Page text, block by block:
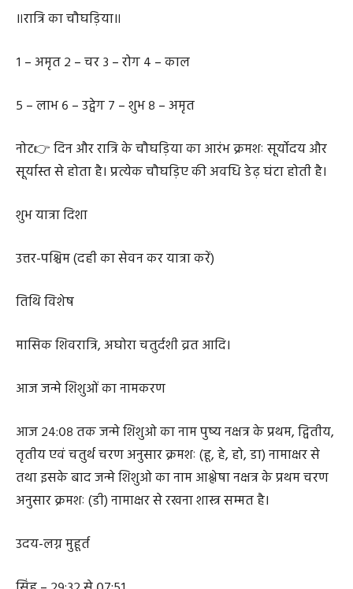
॥रात्रि का चौघड़िया॥
१ – अमृत २ – चर ३ – रोग ४ – काल
५ – लाभ ६ – उद्वेग ७ – शुभ ८ – अमृत
नोट👉 दिन और रात्रि के चौघड़िया का आरंभ क्रमशः सूर्योदय और
सूर्यास्त से होता है। प्रत्येक चौघड़िए की अवधि डेढ़ घंटा होती है।
शुभ यात्रा दिशा
उत्तर-पश्चिम (दही का सेवन कर यात्रा करें)
तिथि विशेष
मासिक शिवरात्रि, अघोरा चतुर्दशी व्रत आदि।
आज जन्मे शिशुओं का नामकरण
आज २४:०८ तक जन्मे शिशुओ का नाम पुष्य नक्षत्र के प्रथम, द्वितीय,
तृतीय एवं चतुर्थ चरण अनुसार क्रमशः (हू, हे, हो, डा) नामाक्षर से
तथा इसके बाद जन्मे शिशुओ का नाम आश्लेषा नक्षत्र के प्रथम चरण
अनुसार क्रमशः (डी) नामाक्षर से रखना शास्त्र सम्मत है।
उदय-लग्न मुहूर्त